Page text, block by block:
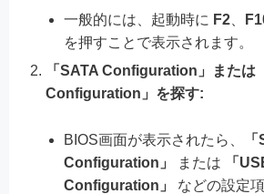
一般的には、起動時に F2
を押すことで表示されます。
「SATA Configuration」または
Configuration」を探す:
BIOS画面が表示されたら、
Configuration」
または
「
Configuration」
などの設定